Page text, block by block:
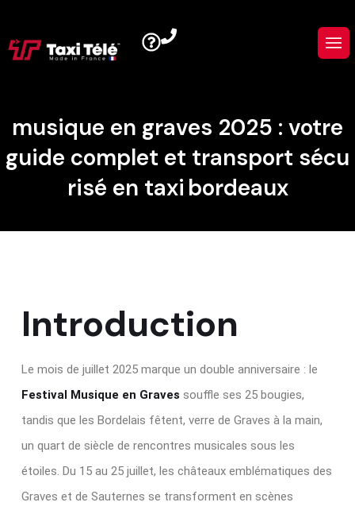
musique en graves 2025 : votre
guide complet et transport sécu
risé en taxi bordeaux
Introduction
Le mois de juillet 2025 marque un double anniversaire : le
Festival Musique en Graves souffle ses 25 bougies,
tandis que les Bordelais fêtent, verre de Graves à la main,
un quart de siècle de rencontres musicales sous les
étoiles. Du 15 au 25 juillet, les châteaux emblématiques des
Graves et de Sauternes se transforment en scènes